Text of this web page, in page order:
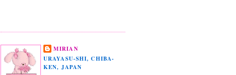
MIRIAN
URAYASU-SHI, CHIBA-
KEN, JAPAN